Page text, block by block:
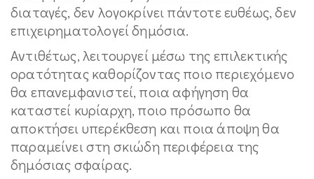
διαταγές, δεν λογοκρίνει πάντοτε ευθέως, δεν
επιχειρηματολογεί δημόσια.
Αντιθέτως, λειτουργεί μέσω της επιλεκτικής
ορατότητας καθορίζοντας ποιο περιεχόμενο
θα επανεμφανιστεί, ποια αφήγηση θα
καταστεί κυρίαρχη, ποιο πρόσωπο θα
αποκτήσει υπερέκθεση και ποια άποψη θα
παραμείνει στη σκιώδη περιφέρεια της
δημόσιας σφαίρας.